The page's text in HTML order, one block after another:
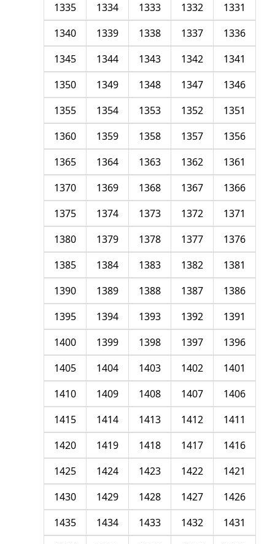
1331
1332
1333
1334
1335
1336
1337
1338
1339
1340
1341
1342
1343
1344
1345
1346
1347
1348
1349
1350
1351
1352
1353
1354
1355
1356
1357
1358
1359
1360
1361
1362
1363
1364
1365
1366
1367
1368
1369
1370
1371
1372
1373
1374
1375
1376
1377
1378
1379
1380
1381
1382
1383
1384
1385
1386
1387
1388
1389
1390
1391
1392
1393
1394
1395
1396
1397
1398
1399
1400
1401
1402
1403
1404
1405
1406
1407
1408
1409
1410
1411
1412
1413
1414
1415
1416
1417
1418
1419
1420
1421
1422
1423
1424
1425
1426
1427
1428
1429
1430
1431
1432
1433
1434
1435